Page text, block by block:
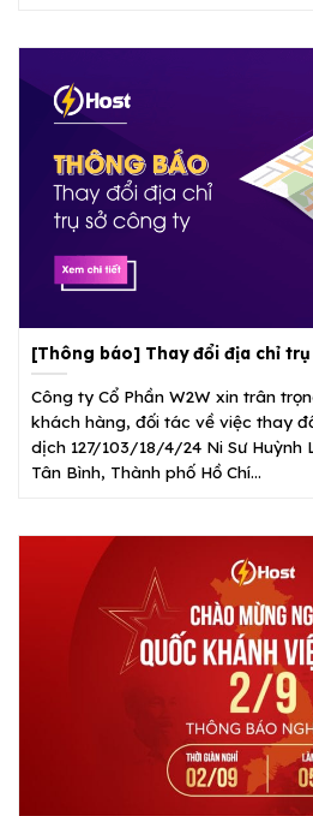
[Thông báo] Thay đổi địa chỉ
Công ty Cổ Phần W2W xin trân
khách hàng, đối tác về việc thay
dịch 127/103/18/4/24 Ni Sư Huỳnh
Tân Bình, Thành phố Hồ Chí...